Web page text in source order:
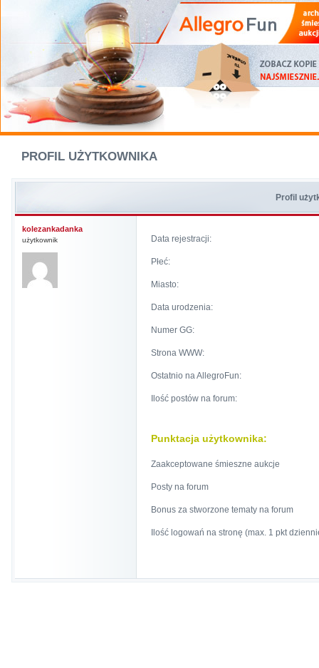
PROFIL UŻYTKOWNIKA
Profil
kolezankadanka
użytkownik Data rejestracji:
Płeć:
Miasto:
Data urodzenia:
Numer GG:
Strona WWW:
Ostatnio na AllegroFun:
Ilość postów na forum:
Punktacja użytkownika:
Zaakceptowane śmieszne aukcje
Posty na forum
Bonus za stworzone tematy na forum
Ilość logowań na stronę (max. 1 pkt